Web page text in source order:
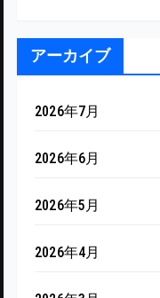
アーカイブ
2026年7月
2026年6月
2026年5月
2026年4月